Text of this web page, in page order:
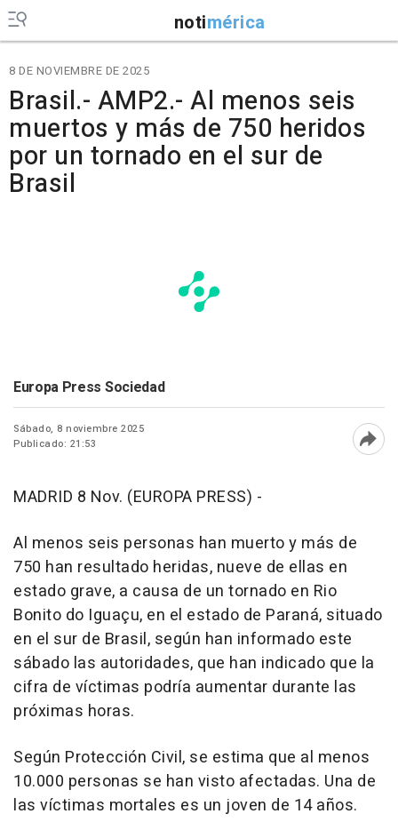
notimérica
8 DE NOVIEMBRE DE 2025
Brasil.- AMP2.- Al menos seis
muertos y más de 750 heridos
por un tornado en el sur de
Brasil
Europa Press Sociedad
Sábado, 8 noviembre 2025
Publicado: 21:53
MADRID 8 Nov. (EUROPA PRESS) -
Al menos seis personas han muerto y más de
750 han resultado heridas, nueve de ellas en
estado grave, a causa de un tornado en Rio
Bonito do Iguaçu, en el estado de Paraná, situado
en el sur de Brasil, según han informado este
sábado las autoridades, que han indicado que la
cifra de víctimas podría aumentar durante las
próximas horas.
Según Protección Civil, se estima que al menos
10.000 personas se han visto afectadas. Una de
las víctimas mortales es un joven de 14 años.